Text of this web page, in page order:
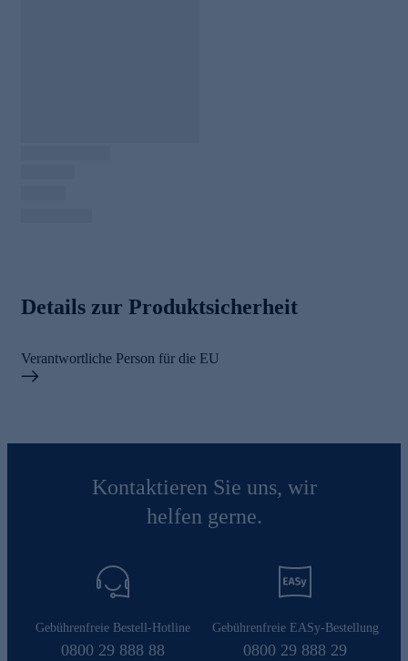
Details zur Produktsicherheit
Verantwortliche Person für die EU
Kontaktieren Sie uns, wir
helfen gerne.
Gebührenfreie Bestell-Hotline
0800 29 888 88
Gebührenfreie EASy-Bestellung
0800 29 888 29